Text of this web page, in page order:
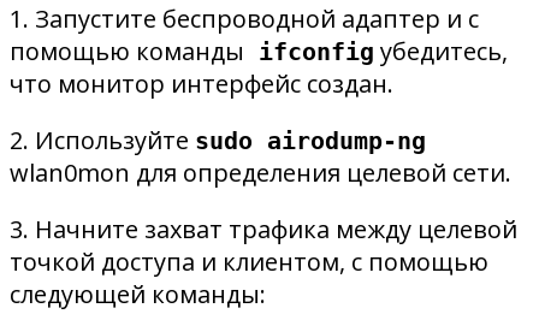
1. Запустите беспроводной адаптер и с
помощью команды
ifconfig убедитесь,
что монитор интерфейс создан.
2. Используйте sudo airodump-ng
wlan0mon для определения целевой сети.
3. Начните захват трафика между целевой
точкой доступа и клиентом, с помощью
следующей команды: